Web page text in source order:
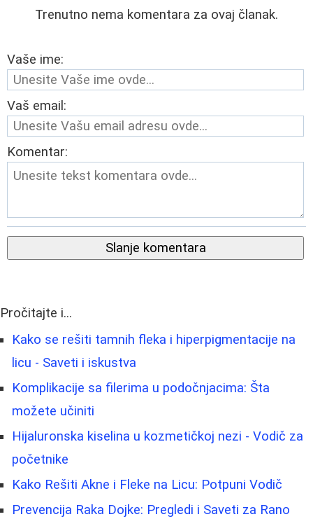
Trenutno nema komentara za ovaj članak.
Vaše ime:
Vaš email:
Komentar:
Slanje komentara
Pročitajte i...
Kako se rešiti tamnih fleka i hiperpigmentacije na
licu - Saveti i iskustva
Komplikacije sa filerima u podočnjacima: Šta
možete učiniti
Hijaluronska kiselina u kozmetičkoj nezi - Vodič za
početnike
Kako Rešiti Akne i Fleke na Licu: Potpuni Vodič
Prevencija Raka Dojke: Pregledi i Saveti za Rano